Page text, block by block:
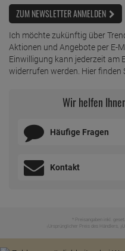
ZUM NEWSLETTER ANMELDEN
Ich möchte zukünftig über
Aktionen und Angebote per E-
Einwilligung kann jederzeit am
widerrufen werden. Hier finden
Wir helfen
Häufige Fragen
Kontakt
* Preisangaben inkl.
Ursprünglicher Preis des Händlers,